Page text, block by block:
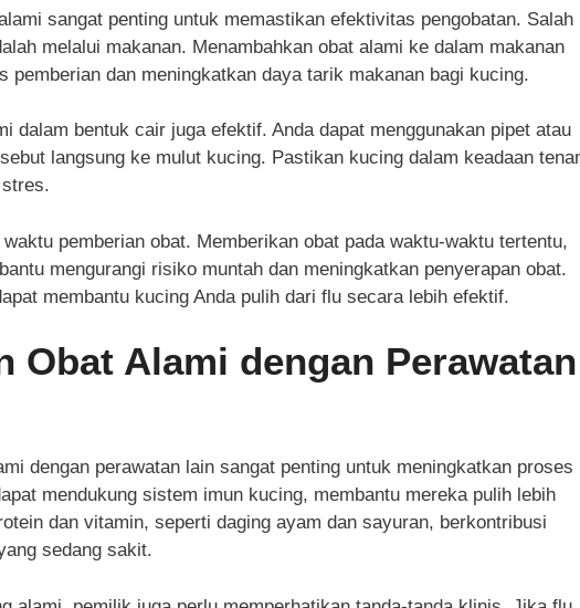
sangat penting untuk memastikan efektivitas pengobatan. Salah
melalui makanan. Menambahkan obat alami ke dalam makanan
pemberian dan meningkatkan daya tarik makanan bagi kucing.
dalam bentuk cair juga efektif. Anda dapat menggunakan pipet atau
langsung ke mulut kucing. Pastikan kucing dalam keadaan
pemberian obat. Memberikan obat pada waktu-waktu tertentu,
mengurangi risiko muntah dan meningkatkan penyerapan obat.
membantu kucing Anda pulih dari flu secara lebih efektif.
Obat Alami dengan Perawatan
dengan perawatan lain sangat penting untuk meningkatkan proses
mendukung sistem imun kucing, membantu mereka pulih lebih
dan vitamin, seperti daging ayam dan sayuran, berkontribusi
sedang sakit.